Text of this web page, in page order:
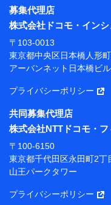
【利用目的】
当社または株式会
プが提供する保険
付および管理のため
当社または株式会社
携会社の保険その
維持管理等の委託業
関連する当社または
ルグループおよび提
ため
（各サービスで取得
トの閲覧履歴、購買
ータを分析して、お
サービス・商品等
ことがあります。）
募集代理店
株式会社ドコモ・イン
〒103-0013
東京都中央区日本橋人形
アーバンネット日本橋ビ
プライバシーポリシー
共同募集代理店
株式会社NTTドコモ・
〒100-6150
東京都千代田区永田町2丁
山王パークタワー
プライバシーポリシー